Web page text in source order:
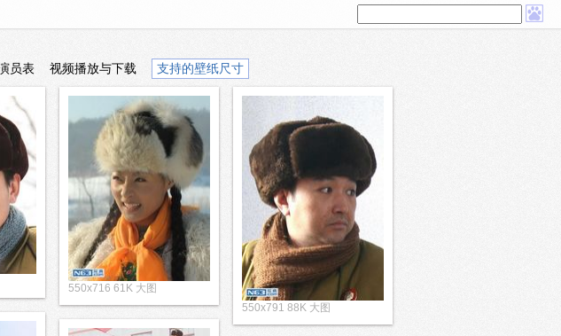
员表 视频播放与下载 支持的壁纸尺寸
550x716 61K 大图
550x791 88K 大图